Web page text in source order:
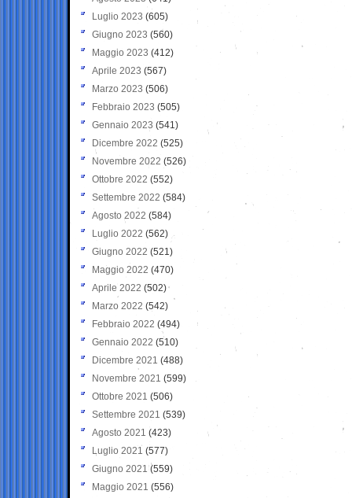
Luglio 2023 (605)
Giugno 2023 (560)
Maggio 2023 (412)
Aprile 2023 (567)
Marzo 2023 (506)
Febbraio 2023 (505)
Gennaio 2023 (541)
Dicembre 2022 (525)
Novembre 2022 (526)
Ottobre 2022 (552)
Settembre 2022 (584)
Agosto 2022 (584)
Luglio 2022 (562)
Giugno 2022 (521)
Maggio 2022 (470)
Aprile 2022 (502)
Marzo 2022 (542)
Febbraio 2022 (494)
Gennaio 2022 (510)
Dicembre 2021 (488)
Novembre 2021 (599)
Ottobre 2021 (506)
Settembre 2021 (539)
Agosto 2021 (423)
Luglio 2021 (577)
Giugno 2021(559)
Maggio 2021 (556)